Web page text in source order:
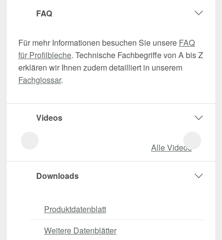
FAQ
Für mehr Informationen besuchen Sie unsere FAQ
für Profilbleche. Technische Fachbegriffe von A bis Z
erklären wir Ihnen zudem detailliert in unserem
Fachglossar.
Videos
Alle Videos
Downloads
Produktdatenblatt
Weitere Datenblätter